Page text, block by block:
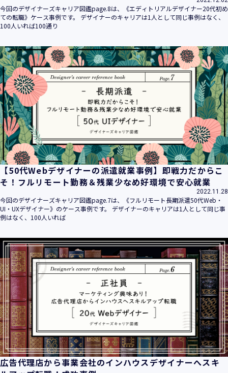
今回のデザイナーズキャリア図鑑page.8は、《エディトリアルデザイナー20代初め
ての転職》ケース事例です。 デザイナーのキャリアは1人として同じ事例はなく、
100人いれば100通り
【50代Webデザイナーの派遣就業事例】即戦力だからこ
そ！フルリモート勤務＆残業少なめ好環境で安心就業
2022.11.28
今回のデザイナーズキャリア図鑑page.7は、《フルリモート長期派遣50代Web・
UI・UXデザイナー》のケース事例です。 デザイナーのキャリアは1人として同じ事
例はなく、100人いれば
広告代理店から事業会社のインハウスデザイナーへスキ